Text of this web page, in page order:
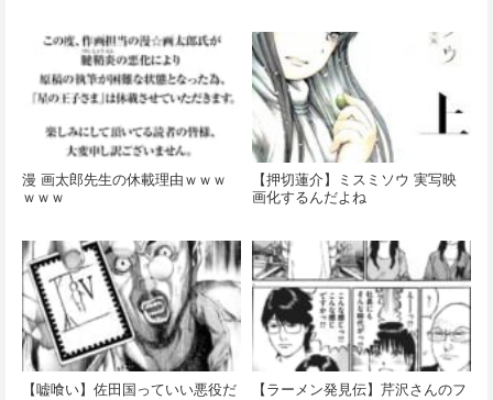
漫 画太郎先生の休載理由ｗｗｗ
ｗｗｗ
【押切蓮介】ミスミソウ 実写映
画化するんだよね
【嘘喰い】佐田国っていい悪役だ
【ラーメン発見伝】芹沢さんのフ